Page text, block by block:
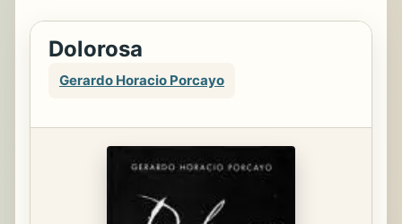
Dolorosa
Gerardo Horacio Porcayo